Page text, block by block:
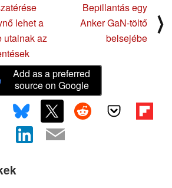
lehet a
utalnak az
Bepillantás egy
Anker GaN-töltő
belsejébe
⟩
Add as a preferred
source on Google